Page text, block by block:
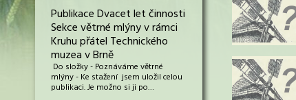
Publikace Dvacet let činnosti
Sekce větrné mlýny v rámci
Kruhu přátel Technického
muzea v Brně
Do složky - Poznáváme větrné
mlýny - Ke stažení jsem uložil celou
publikaci. Je možno si ji po…